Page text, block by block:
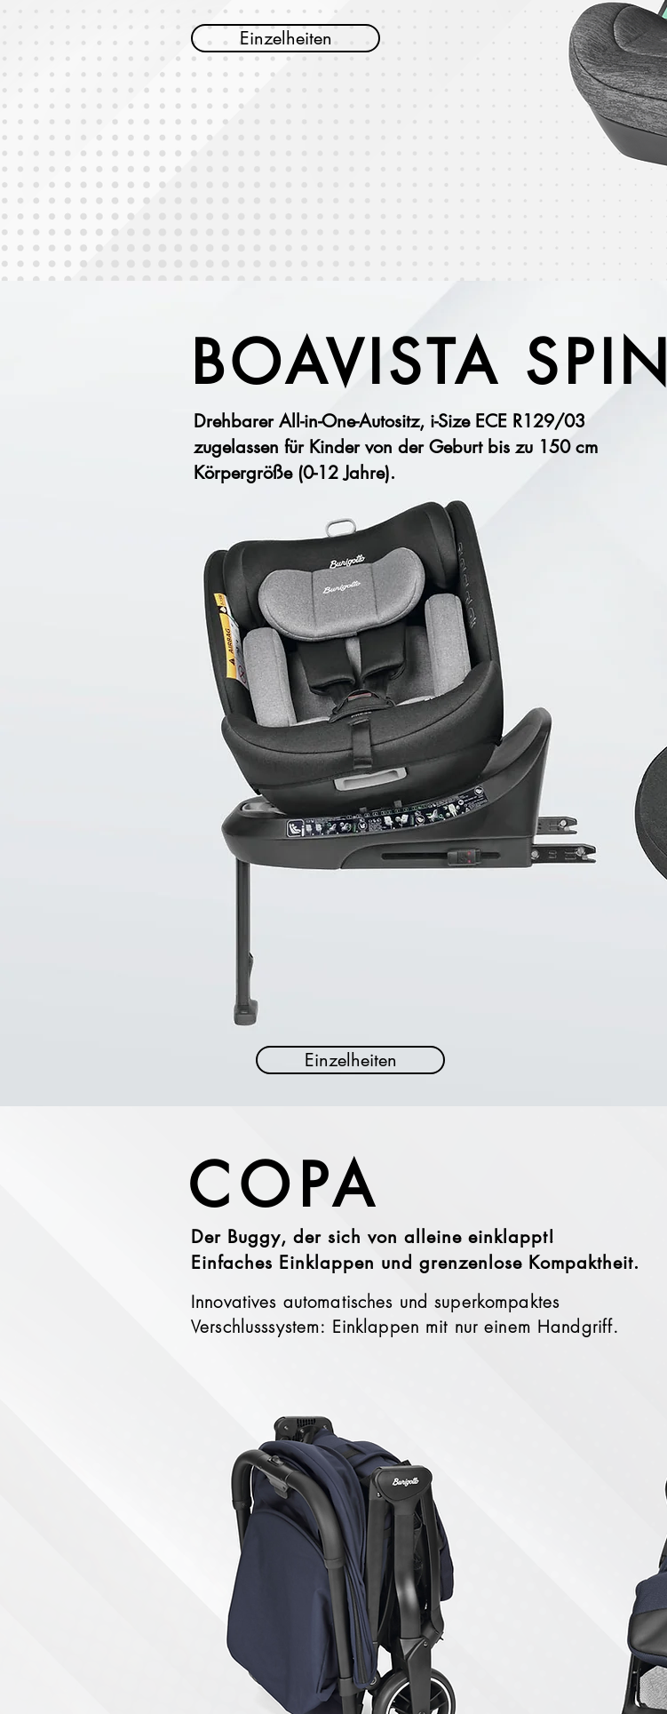
Einzelheiten
BOAVISTA SPIN
Drehbarer All-in-One-Autositz, i-Size ECE R129/03
zugelassen für Kinder von der Geburt bis zu 150 cm
Körpergröße (0-12 Jahre).
Einzelheiten
Der Buggy, der sich von alleine einklappt!
Einfaches Einklappen und grenzenlose Kompaktheit.
COPA
Innovatives automatisches und superkompaktes
Verschlusssystem: Einklappen mit nur einem Handgriff.